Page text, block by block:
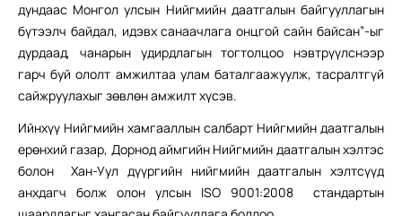
дундаас Монгол улсын Нийгмийн даатгалын байгууллагын
бүтээлч байдал, идэвх санаачлага онцгой сайн байсан”-ыг
дурдаад, чанарын удирдлагын тогтолцоо нэвтрүүлснээр
гарч буй ололт амжилтаа улам баталгаажуулж, тасралтгүй
сайжруулахыг зөвлөн амжилт хүсэв.
Ийнхүү Нийгмийн хамгааллын салбарт Нийгмийн даатгалын
ерөнхий газар, Дорнод аймгийн Нийгмийн даатгалын хэлтэс
болон Хан-Уул дүүргийн нийгмийн даатгалын хэлтсүүд
анхдагч болж олон улсын ISO 9001:2008 стандартын